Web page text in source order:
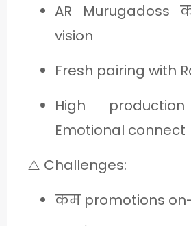
AR Murugadoss
vision
Fresh pairing with
High
Emotional connect
⚠️ Challenges:
कम promotions